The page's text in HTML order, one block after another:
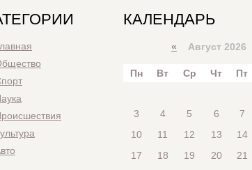
КАЛЕНДАРЬ
« Август
Пн Вт Ср Чт Пт
3
4 5 6 7
10
11 12 13 14
17
18 19 20 21